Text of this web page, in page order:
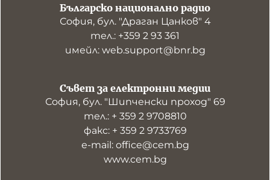
Българско национално радио
София, бул. "Драган Цанков" 4
тел.: +359 2 93 361
имейл: web.support@bnr.bg
Съвет за електронни медии
София, бул. "Шипченски проход" 69
тел.: + 359 2 9708810
факс: + 359 2 9733769
е-mail: office@cem.bg
www.cem.bg